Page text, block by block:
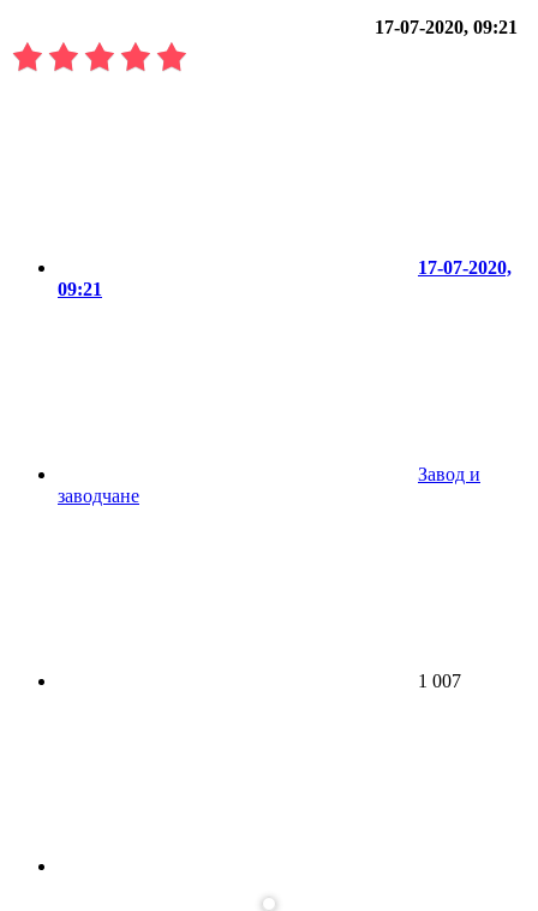
17-07-2020, 09:21
17-07-2020,
09:21
Завод и
заводчане
1 007